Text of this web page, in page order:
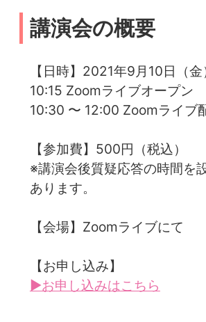
講演会の概要
【日時】2021年9月10日（金
10:15 Zoomライブオープン
10:30 〜 12:00 Zoomライブ
【参加費】500円（税込）
※講演会後質疑応答の時間を
あります。
【会場】Zoomライブにて
【お申し込み】
▶お申し込みはこちら